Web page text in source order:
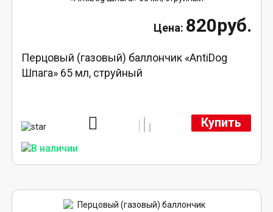
820руб.
Перцовый (газовый) баллончик «AntiDog
Шпага» 65 мл, струйный
Купить